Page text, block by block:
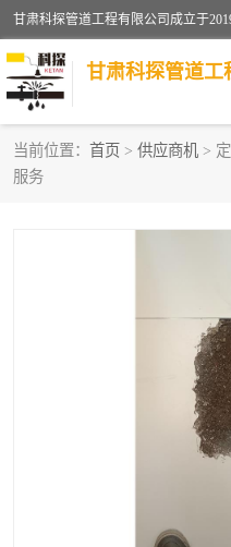
甘肃科探管道工
当前位置： 首页 > 供应商机 >
服务
管道安装维修